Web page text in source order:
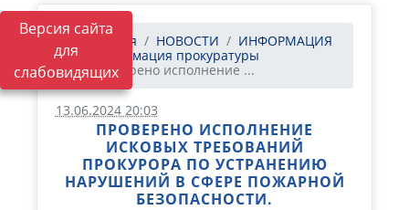
Версия сайта
для
слабовидящих
Главная НОВОСТИ
ИНФОРМАЦИЯ
Информация прокуратуры
Проверено исполнение ...
13.06.2024 20:03
ПРОВЕРЕНО ИСПОЛНЕНИЕ
ИСКОВЫХ ТРЕБОВАНИЙ
ПРОКУРОРА ПО УСТРАНЕНИЮ
НАРУШЕНИЙ В СФЕРЕ ПОЖАРНОЙ
БЕЗОПАСНОСТИ.